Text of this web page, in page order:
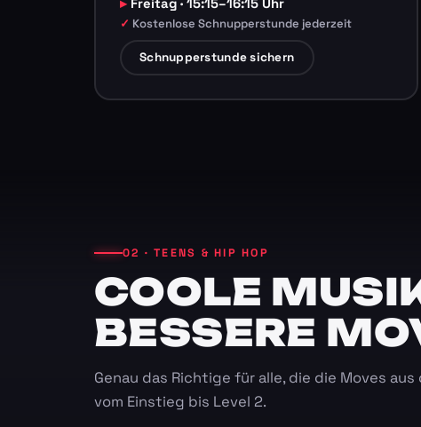
Freitag · 15:15–16:15 Uhr
Kostenlose Schnupperstunde jederzeit
Schnupperstunde sichern
02 · TEENS & HIP HOP
COOLE
BESSERE
Genau das Richtige für alle, die die Moves
vom Einstieg bis Level 2.